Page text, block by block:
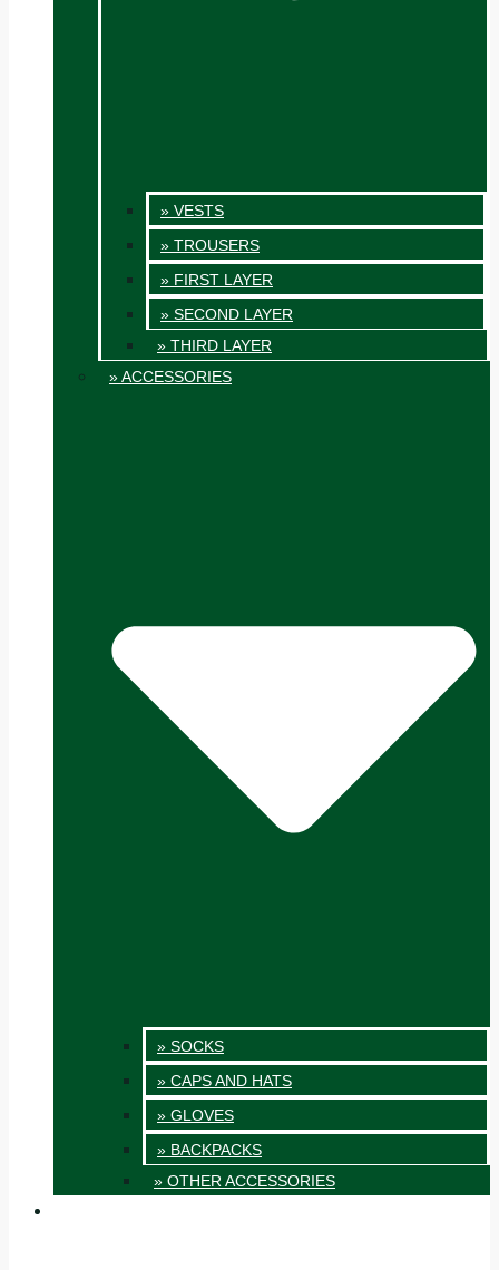
» VESTS
» TROUSERS
» FIRST LAYER
» SECOND LAYER
» THIRD LAYER
» ACCESSORIES
» SOCKS
» CAPS AND HATS
» GLOVES
» BACKPACKS
» OTHER ACCESSORIES